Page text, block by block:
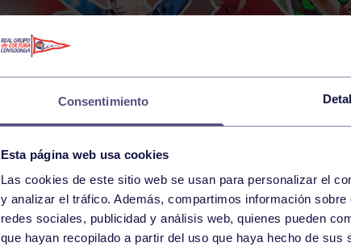
Consentimiento
Esta página web usa cookies
Las cookies de este sitio web se usan para personalizar el
y analizar el tráfico. Además, compartimos información
redes sociales, publicidad y análisis web, quienes pueden
que hayan recopilado a partir del uso que haya hecho de sus
1